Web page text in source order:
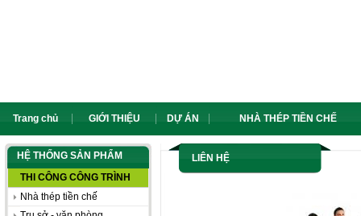
Trang chủ GIỚI THIỆU DỰ ÁN NHÀ THÉP TIỀN CHẾ
HỆ THỐNG SẢN PHẨM
THI CÔNG CÔNG TRÌNH
Nhà thép tiền chế
LIÊN HỆ